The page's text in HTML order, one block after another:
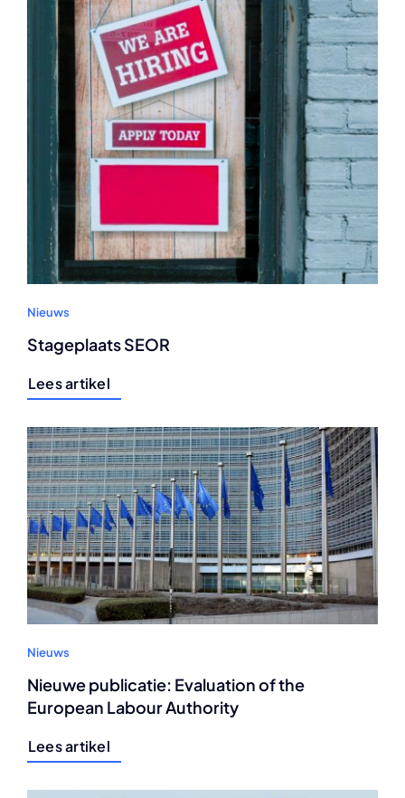
Nieuws
Stageplaats SEOR
Lees artikel
Nieuws
Nieuwe publicatie: Evaluation of the
European Labour Authority
Lees artikel